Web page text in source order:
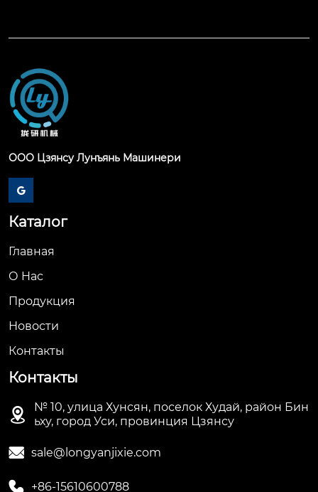
ООО Цзянсу Лунъянь Машинери

Каталог
Главная
О Hас
Продукция
Новости
Контакты
Контакты

№ 10, улица Хунсян, поселок Худай, район Бин
ьху, город Уси, провинция Цзянсу
 sale@longyanjixie.com
 +86-15610600788